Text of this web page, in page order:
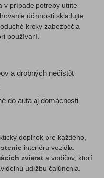
v prípade potreby utrite
účinnosti skladujte
kroky zabezpečia
používaní.
a drobných nečistôt
do auta aj domácnosti
doplnok pre každého,
interiéru vozidla.
zvierat a vodičov, ktorí
údržbu čalúnenia.